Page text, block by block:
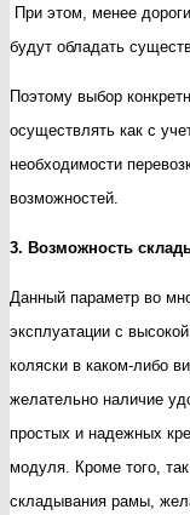
При этом, менее
будут обладать
Поэтому выбор
осуществлять как с
необходимости
возможностей.
3. Возможность
Данный параметр во
эксплуатации с
коляски в каком-либо
желательно наличие
простых и надежных
модуля. Кроме того,
складывания рамы,